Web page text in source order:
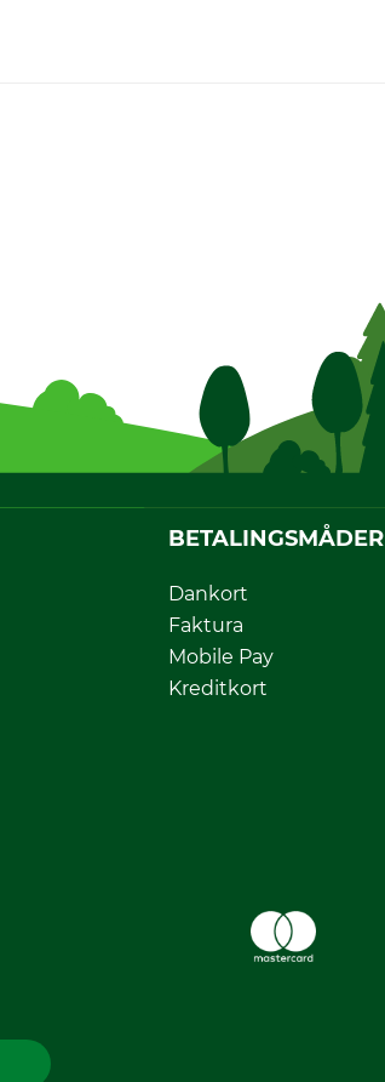
BETALINGSMÅDER
Dankort
Faktura
Mobile Pay
Kreditkort